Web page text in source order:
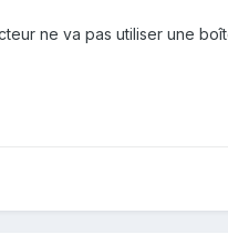
ne va pas utiliser une